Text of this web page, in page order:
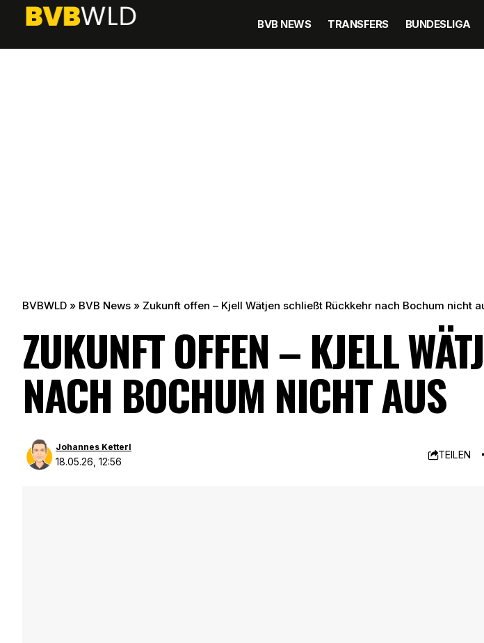
BVB NEWS TRANSFERS BUNDESLIGA
BVBWLD » BVB News » Zukunft offen – Kjell Wätjen schließt Rückkehr nach Bochum nicht
ZUKUNFT OFFEN – KJELL
ACH BOCHUM NICHT AUS
18.05.26, 12:56
Johannes Ketterl
TEILEN